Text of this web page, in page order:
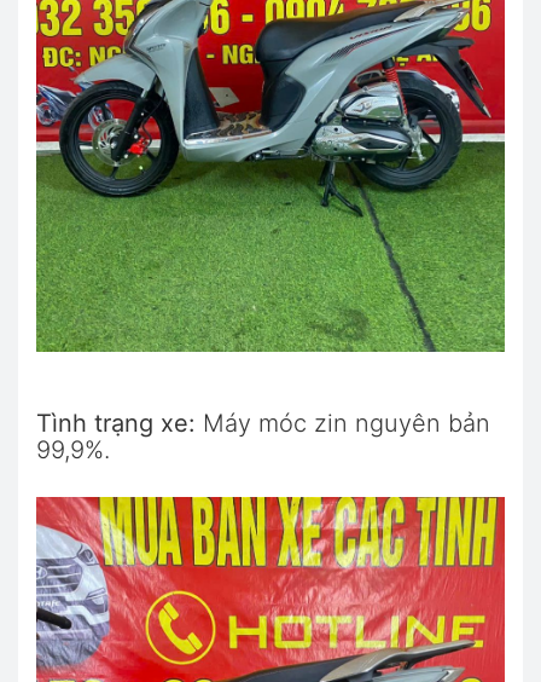
Tình trạng xe: Máy móc zin nguyên bản
99,9%.